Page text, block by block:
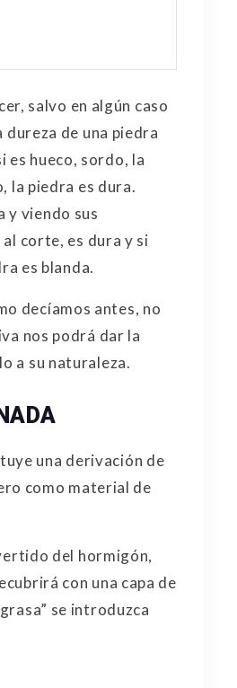
salvo en algún caso
de una piedra
es hueco, sordo, la
la piedra es dura.
y viendo sus
corte, es dura y si
es blanda.
decíamos antes, no
nos podrá dar la
a su naturaleza.
una derivación de
como material de
del hormigón,
con una capa de
se introduzca